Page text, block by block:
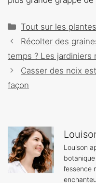
Catégories
Tout sur les plantes
Navigation
des
articles
Récolter des
temps ? Les jardiniers
Casser des noix
façon
Louison